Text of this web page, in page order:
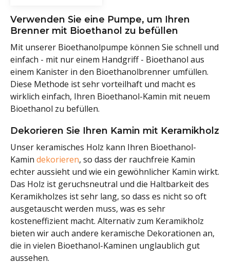
Verwenden Sie eine Pumpe, um Ihren
Brenner mit Bioethanol zu befüllen
Mit unserer Bioethanolpumpe können Sie schnell und
einfach - mit nur einem Handgriff - Bioethanol aus
einem Kanister in den Bioethanolbrenner umfüllen.
Diese Methode ist sehr vorteilhaft und macht es
wirklich einfach, Ihren Bioethanol-Kamin mit neuem
Bioethanol zu befüllen.
Dekorieren Sie Ihren Kamin mit Keramikholz
Unser keramisches Holz kann Ihren Bioethanol-
Kamin dekorieren, so dass der rauchfreie Kamin
echter aussieht und wie ein gewöhnlicher Kamin wirkt.
Das Holz ist geruchsneutral und die Haltbarkeit des
Keramikholzes ist sehr lang, so dass es nicht so oft
ausgetauscht werden muss, was es sehr
kosteneffizient macht. Alternativ zum Keramikholz
bieten wir auch andere keramische Dekorationen an,
die in vielen Bioethanol-Kaminen unglaublich gut
aussehen.